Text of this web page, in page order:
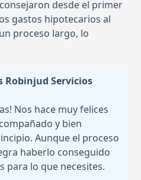
desde el primer
gastos hipotecarios al
proceso largo, lo
Robinjud Servicios
Nos hace muy felices
y bien
Aunque el proceso
haberlo conseguido
para lo que necesites.